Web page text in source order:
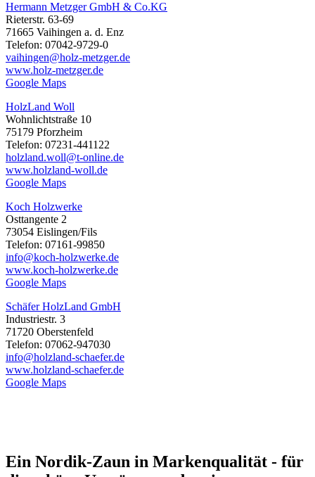
Hermann Metzger GmbH & Co.KG
Rieterstr. 63-69
71665 Vaihingen a. d. Enz
Telefon: 07042-9729-0
vaihingen@holz-metzger.de
www.holz-metzger.de
Google Maps
HolzLand Woll
Wohnlichtstraße 10
75179 Pforzheim
Telefon: 07231-441122
holzland.woll@t-online.de
www.holzland-woll.de
Google Maps
Koch Holzwerke
Osttangente 2
73054 Eislingen/Fils
Telefon: 07161-99850
info@koch-holzwerke.de
www.koch-holzwerke.de
Google Maps
Schäfer HolzLand GmbH
Industriestr. 3
71720 Oberstenfeld
Telefon: 07062-947030
info@holzland-schaefer.de
www.holzland-schaefer.de
Google Maps
Ein Nordik-Zaun in Markenqualität - für